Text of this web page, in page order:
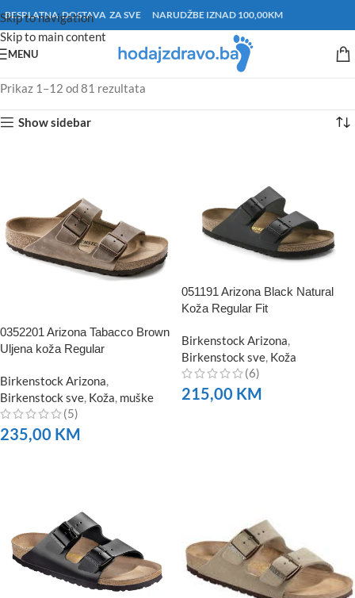
Skip to navigation
Skip to main content
BESPLATNA DOSTAVA ZA SVE NARUDŽBE IZNAD 100,00KM
MENU
Prikaz 1–12 od 81 rezultata
Show sidebar
0352201 Arizona Tabacco Brown
Uljena koža Regular
Birkenstock Arizona,
Birkenstock sve, Koža, muške
(5)
235,00 KM
051191 Arizona Black Natural
Koža Regular Fit
Birkenstock Arizona,
Birkenstock sve, Koža
(6)
215,00 KM